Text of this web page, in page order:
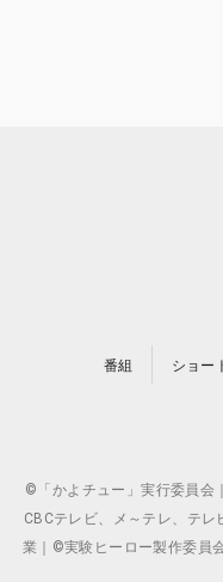
番組 ショー
©「かよチュー」実行委員会
CBCテレビ、メ～テレ、テ
業｜©実験ヒーロー製作委員